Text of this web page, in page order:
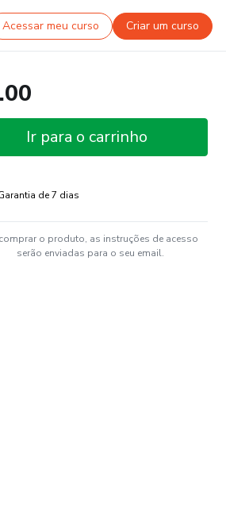
Acessar meu curso Criar um curso
Ir para o carrinho
de 7 dias
o produto, as instruções de acesso
serão enviadas para o seu email.